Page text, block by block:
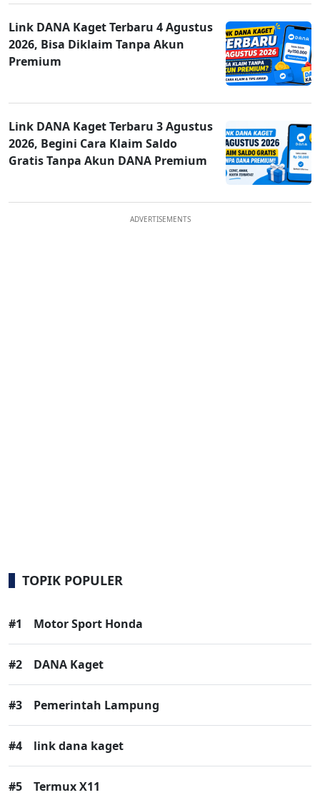
Link DANA Kaget Terbaru 4 Agustus
2026, Bisa Diklaim Tanpa Akun
Premium
Link DANA Kaget Terbaru 3 Agustus
2026, Begini Cara Klaim Saldo
Gratis Tanpa Akun DANA Premium
ADVERTISEMENTS
TOPIK POPULER
#1 Motor Sport Honda
#2 DANA Kaget
#3 Pemerintah Lampung
#4 link dana kaget
#5 Termux X11